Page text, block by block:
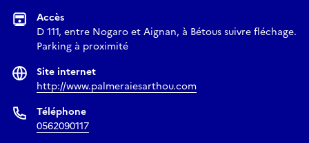
Accès
D 111, entre Nogaro et Aignan, à Bétous suivre fléchage.
Parking à proximité
Site internet
http://www.palmeraiesarthou.com
Téléphone
0562090117